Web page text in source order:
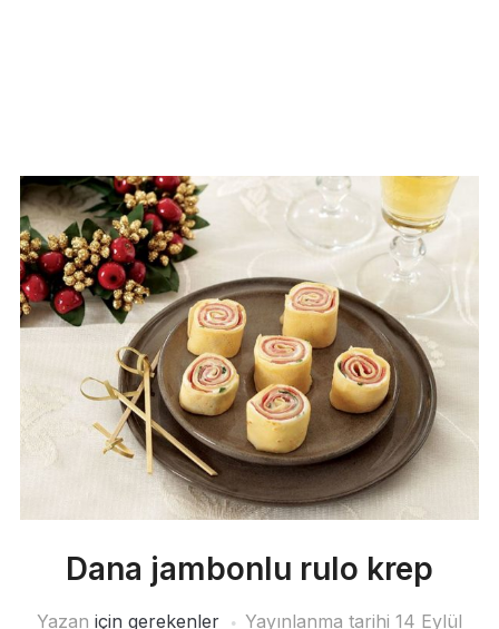
Dana jambonlu rulo krep
Yazan için gerekenler Yayınlanma tarihi 14 Eylül